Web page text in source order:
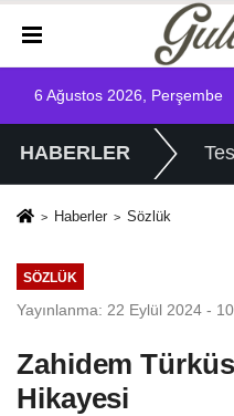
6 Ağustos 2026, Perşembe
HABERLER
Haberler Sözlük
SÖZLÜK
Yayınlanma: 22 Eylül 2024 -
Zahidem
Hikayesi